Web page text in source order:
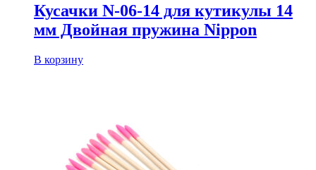
Кусачки N-06-14 для кутикулы 14
мм Двойная пружина Nippon
В корзину